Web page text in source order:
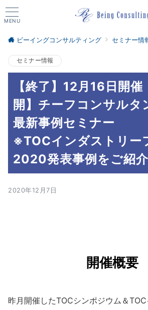
MENU
ビーイングコンサルティング セミナー情
セミナー情報
【終了】12月16日開催
開】チーフコンサルタ
最新事例セミナー
※TOCインダストリー
2020発表事例をご紹介
2020年12月7日
開催概要
昨月開催したTOCシンポジウム＆